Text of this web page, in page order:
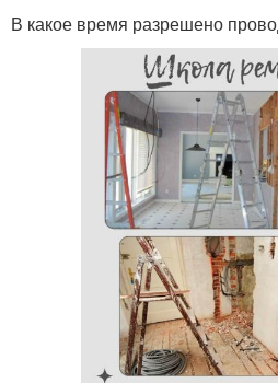
В какое время разрешено